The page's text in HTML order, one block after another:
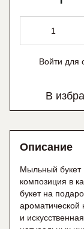
Войти для
В
Описание
Мыльный букет
композиция в
букет на
ароматической
и